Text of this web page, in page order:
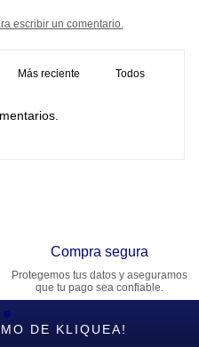
escribir un comentario.
Más reciente Todos
Compra segura
Protegemos tus datos y aseguramos
que tu pago sea confiable.
DE KLIQUEA!